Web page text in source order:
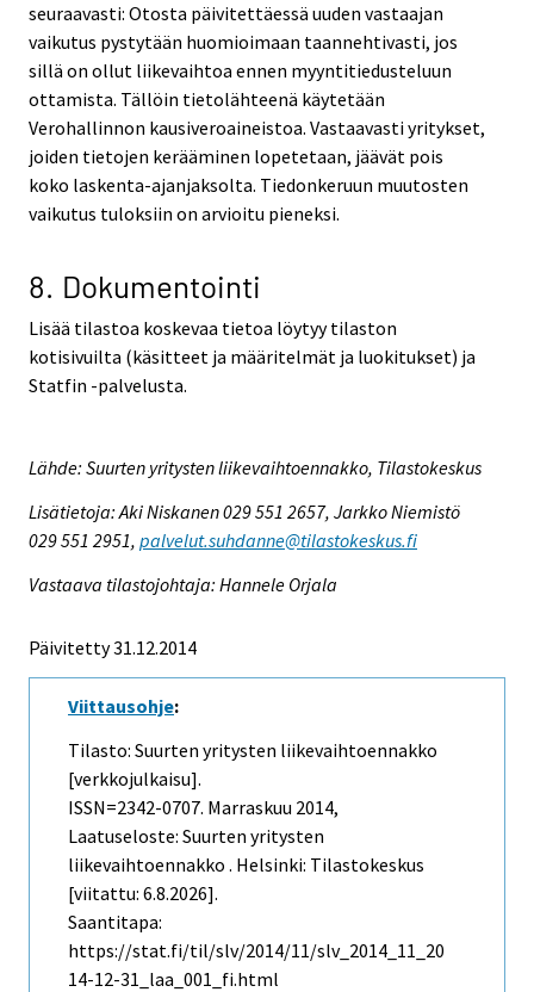
seuraavasti: Otosta päivitettäessä uuden vastaajan
vaikutus pystytään huomioimaan taannehtivasti, jos
sillä on ollut liikevaihtoa ennen myyntitiedusteluun
ottamista. Tällöin tietolähteenä käytetään
Verohallinnon kausiveroaineistoa. Vastaavasti yritykset,
joiden tietojen kerääminen lopetetaan, jäävät pois
koko laskenta-ajanjaksolta. Tiedonkeruun muutosten
vaikutus tuloksiin on arvioitu pieneksi.
8. Dokumentointi
Lisää tilastoa koskevaa tietoa löytyy tilaston
kotisivuilta (käsitteet ja määritelmät ja luokitukset) ja
Statfin -palvelusta.
Lähde: Suurten yritysten liikevaihtoennakko, Tilastokeskus
Lisätietoja: Aki Niskanen 029 551 2657, Jarkko Niemistö
029 551 2951, palvelut.suhdanne@tilastokeskus.fi
Vastaava tilastojohtaja: Hannele Orjala
Päivitetty 31.12.2014
Viittausohje:
Tilasto: Suurten yritysten liikevaihtoennakko
[verkkojulkaisu].
ISSN=2342-0707. Marraskuu 2014,
Laatuseloste: Suurten yritysten
liikevaihtoennakko . Helsinki: Tilastokeskus
[viitattu: 6.8.2026].
Saantitapa:
https://stat.fi/til/slv/2014/11/slv_2014_11_20
14-12-31_laa_001_fi.html